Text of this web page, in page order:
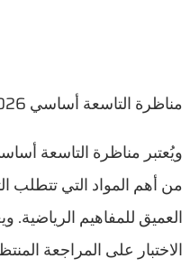
مناظرة التاسعة أساسي 2026 رياضيات
من أهم المواد التي تتطلب
العميق للمفاهيم الرياضية.
الاختبار على المراجعة